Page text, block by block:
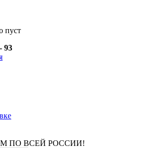
пуст
93
ПО ВСЕЙ РОССИИ!